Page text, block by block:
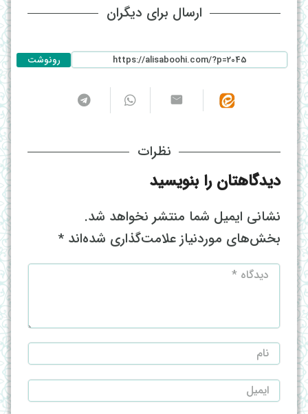
ارسال برای دیگران
رونوشت
نظرات
دیدگاهتان را بنویسید
نشانی ایمیل شما منتشر نخواهد شد.
بخش‌های موردنیاز علامت‌گذاری شده‌اند *